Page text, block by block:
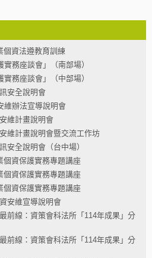
個資法遵教育訓練
務座談會」（南部場）
務座談會」（中部場）
安全說明會
維辦法宣導說明會
維計畫說明會
維計畫說明會暨交流工作坊
安全說明會（台中場）
個資保護實務專題講座
個資保護實務專題講座
個資保護實務專題講座
安維宣導說明會
前線：資策會科法所「114年成果」分
前線：資策會科法所「114年成果」分